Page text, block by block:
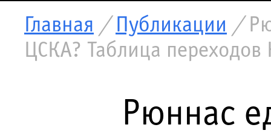
Главная / Публикации /
ЦСКА? Таблица переходов
Рюннас